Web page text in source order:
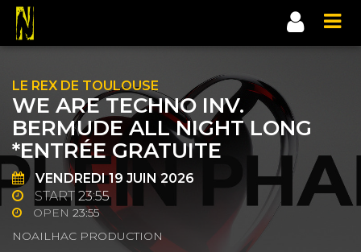
LE REX DE TOULOUSE
WE ARE TECHNO INV.
BERMUDE ALL NIGHT LONG
*ENTRÉE GRATUITE
VENDREDI19 JUIN 2026
START 23:55
OPEN 23:55
NOAILHAC PRODUCTION